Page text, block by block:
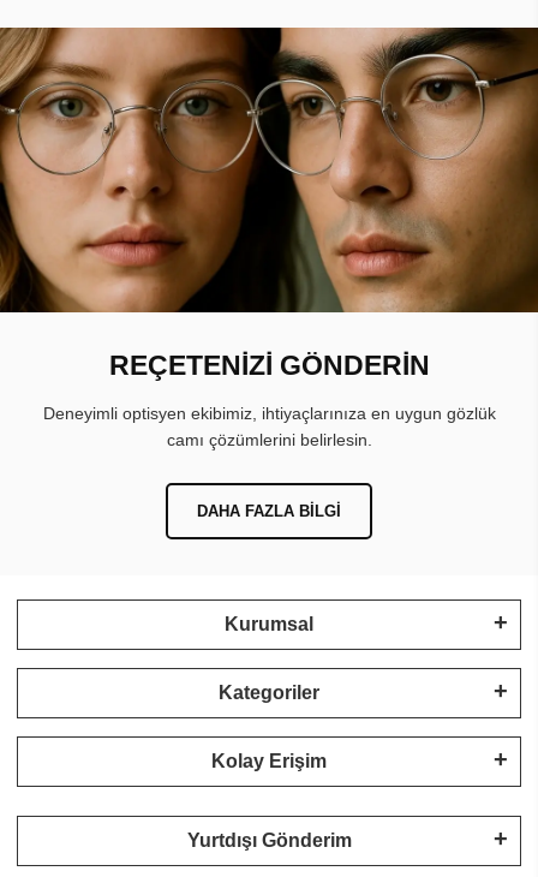
REÇETENİZİ GÖNDERİN
Deneyimli optisyen ekibimiz, ihtiyaçlarınıza en uygun gözlük
camı çözümlerini belirlesin.
DAHA FAZLA BILGI
Kurumsal
Kategoriler
Kolay Erişim
Yurtdışı Gönderim